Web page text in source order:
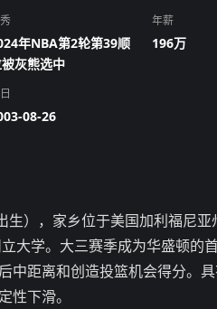
年NBA第2轮第39顺
灰熊选中
年薪
196万
08-26
），家乡位于美国加利福尼
学。大三赛季成为华盛顿的
距离和创造投篮机会得分。
性下滑。